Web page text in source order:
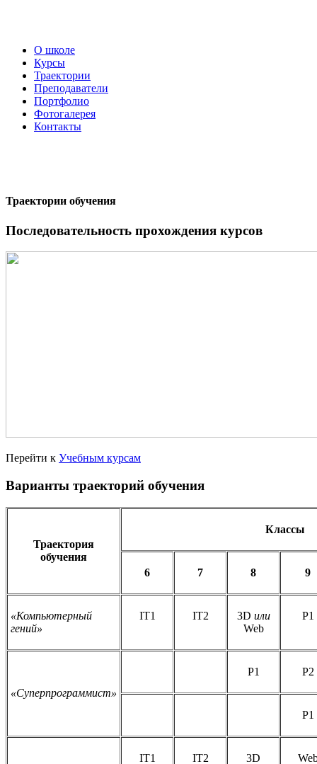
О школе
Курсы
Траектории
Преподаватели
Портфолио
Фотогалерея
Контакты
Траектории обучения
Последовательность прохождения курсов
Перейти к Учебным курсам
Варианты траекторий обучения
Траектория
обучения
Классы
6 7 8 9
«Компьютерный
гений»
IT1 IT2 3D или
Web
P1
«Суперпрограммист»
P1 P2
P1
IT1 IT2 3D